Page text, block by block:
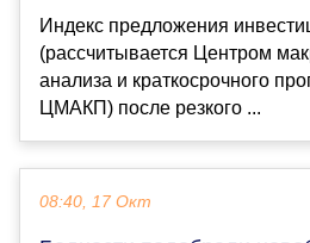
Индекс предложения
(рассчитывается Центром
анализа и краткосрочного
ЦМАКП) после резкого ...
08:40, 17 Окт